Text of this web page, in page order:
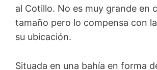
al Cotillo. No es muy grande en
tamaño pero lo compensa con
su ubicación.
Situada en una bahía en forma